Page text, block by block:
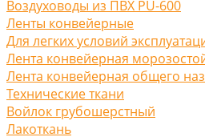
Воздуховоды из ПВХ PU-600
Ленты конвейерные
Для легких условий
Лента конвейерная
Лента конвейерная общего
Технические ткани
Войлок грубошерстный
Лакоткань